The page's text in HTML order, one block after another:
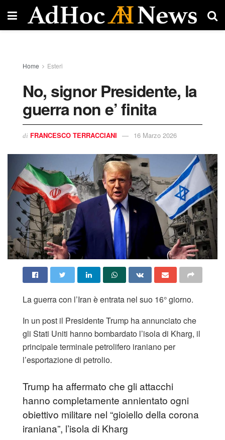
Home Esteri
No, signor Presidente, la
guerra non e’ finita
di FRANCESCO TERRACCIANI 16 Marzo 2026
La guerra con l’Iran è entrata nel suo 16° giorno.
In un post il Presidente Trump ha annunciato che
gli Stati Uniti hanno bombardato l’isola di Kharg, il
principale terminale petrolifero iraniano per
l’esportazione di petrolio.
Trump ha affermato che gli attacchi
hanno completamente annientato ogni
obiettivo militare nel “gioiello della corona
iraniana”, l’isola di Kharg